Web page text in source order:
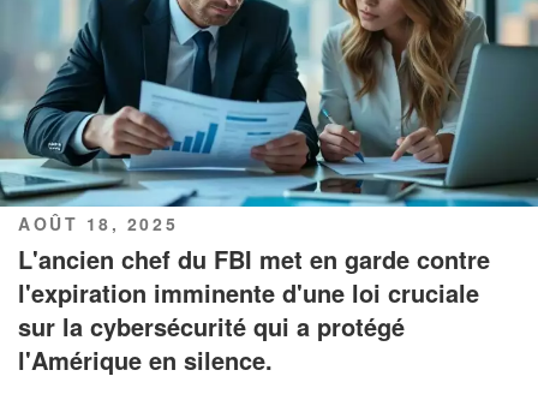
PUBLIÉ
LE
AOÛT 18, 2025
L'ancien chef du FBI met en garde contre
l'expiration imminente d'une loi cruciale
sur la cybersécurité qui a protégé
l'Amérique en silence.